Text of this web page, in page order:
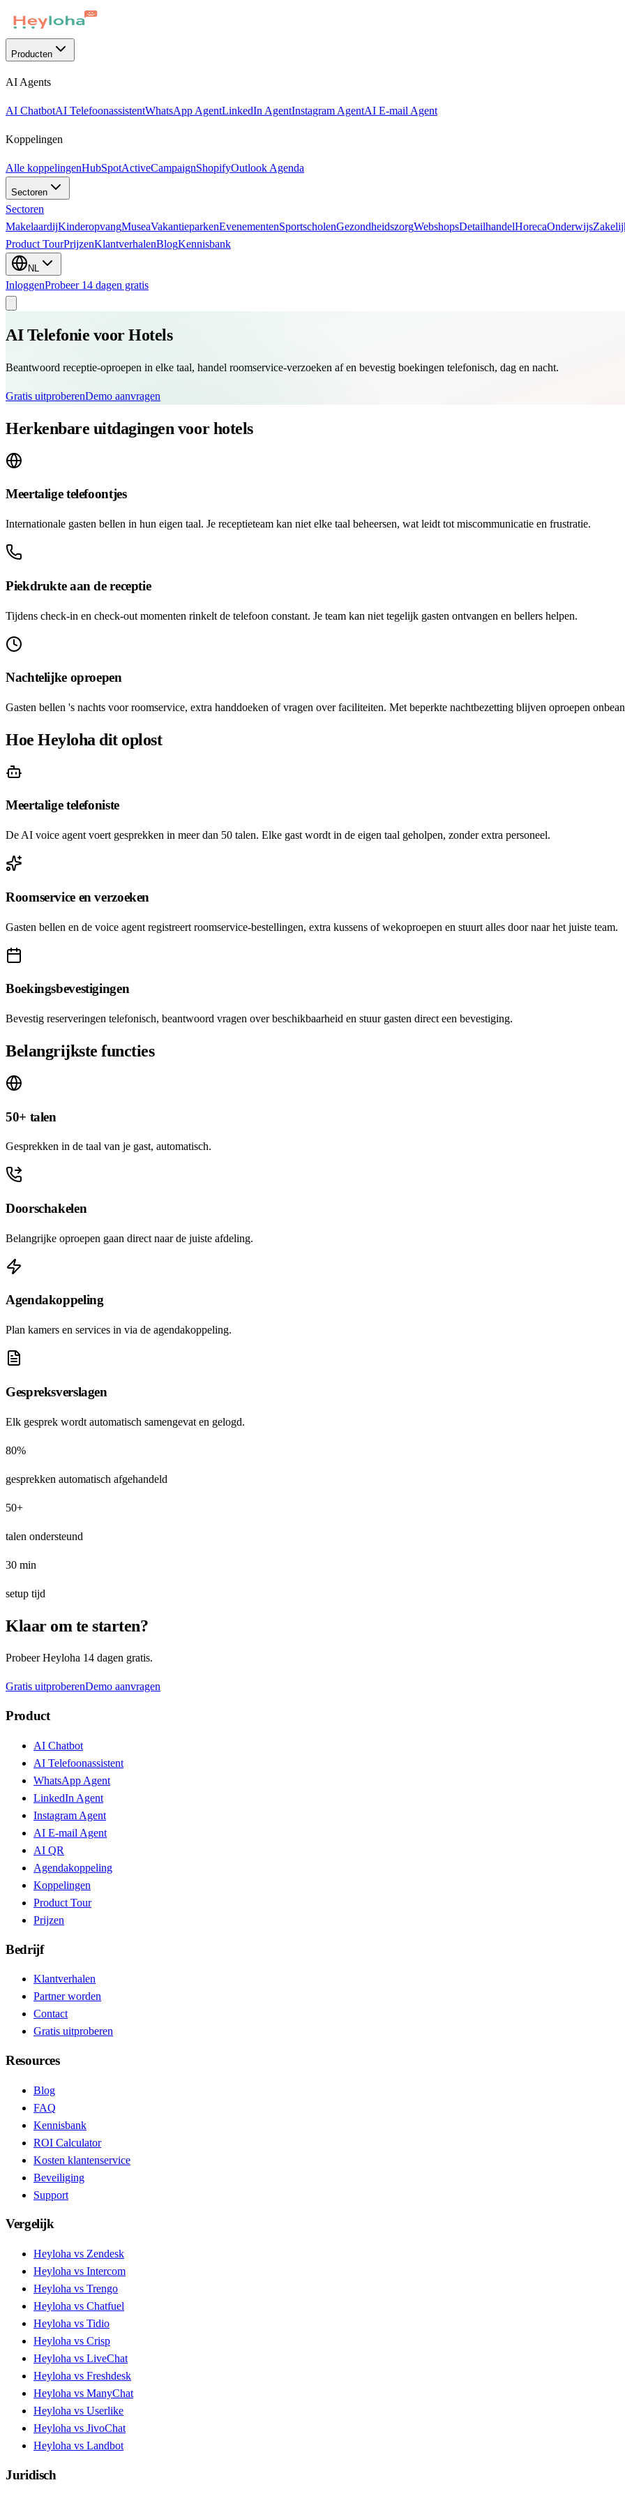
Producten
AI Agents
AI ChatbotAI TelefoonassistentWhatsApp AgentLinkedIn AgentInstagram AgentAI E-mail Agent
Koppelingen
Alle koppelingenHubSpotActiveCampaignShopifyOutlook Agenda
Sectoren
Sectoren
MakelaardijKinderopvangMuseaVakantieparkenEvenementenSportscholenGezondheidszorgWebshopsDetailhandelHorecaOnderwijs
Product TourPrijzenKlantverhalenBlogKennisbank
NL
InloggenProbeer 14 dagen gratis
AI Telefonie voor Hotels
Beantwoord receptie-oproepen in elke taal, handel roomservice-verzoeken af en bevestig boekingen telefonisch, dag en nacht.
Gratis uitproberenDemo aanvragen
Herkenbare uitdagingen voor hotels
Meertalige telefoontjes
Internationale gasten bellen in hun eigen taal. Je receptieteam kan niet elke taal beheersen, wat leidt tot miscommunicatie en frustratie.
Piekdrukte aan de receptie
Tijdens check-in en check-out momenten rinkelt de telefoon constant. Je team kan niet tegelijk gasten ontvangen en bellers helpen.
Nachtelijke oproepen
Gasten bellen 's nachts voor roomservice, extra handdoeken of vragen over faciliteiten. Met beperkte nachtbezetting blijven oproepen
Hoe Heyloha dit oplost
Meertalige telefoniste
De AI voice agent voert gesprekken in meer dan 50 talen. Elke gast wordt in de eigen taal geholpen, zonder extra personeel.
Roomservice en verzoeken
Gasten bellen en de voice agent registreert roomservice-bestellingen, extra kussens of wekoproepen en stuurt alles door naar het juiste team.
Boekingsbevestigingen
Bevestig reserveringen telefonisch, beantwoord vragen over beschikbaarheid en stuur gasten direct een bevestiging.
Belangrijkste functies
50+ talen
Gesprekken in de taal van je gast, automatisch.
Doorschakelen
Belangrijke oproepen gaan direct naar de juiste afdeling.
Agendakoppeling
Plan kamers en services in via de agendakoppeling.
Gespreksverslagen
Elk gesprek wordt automatisch samengevat en gelogd.
80%
gesprekken automatisch afgehandeld
50+
talen ondersteund
30 min
setup tijd
Klaar om te starten?
Probeer Heyloha 14 dagen gratis.
Gratis uitproberenDemo aanvragen
Product
AI Chatbot
AI Telefoonassistent
WhatsApp Agent
LinkedIn Agent
Instagram Agent
AI E-mail Agent
AI QR
Agendakoppeling
Koppelingen
Product Tour
Prijzen
Bedrijf
Klantverhalen
Partner worden
Contact
Gratis uitproberen
Resources
Blog
FAQ
Kennisbank
ROI Calculator
Kosten klantenservice
Beveiliging
Support
Vergelijk
Heyloha vs Zendesk
Heyloha vs Intercom
Heyloha vs Trengo
Heyloha vs Chatfuel
Heyloha vs Tidio
Heyloha vs Crisp
Heyloha vs LiveChat
Heyloha vs Freshdesk
Heyloha vs ManyChat
Heyloha vs Userlike
Heyloha vs JivoChat
Heyloha vs Landbot
Juridisch